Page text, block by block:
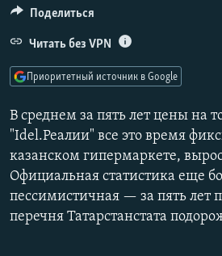
навигации
Вернутся
поиску
КУЛЬТУРА
IDEL.РЕАЛИИ
КАВКАЗ.РЕАЛИИ
СЕВЕР.РЕАЛИИ
СИБИРЬ.РЕАЛИИ
РАСПИСАНИЕ ВЕЩАНИЯ
ПОДПИШИТЕСЬ НА РАССЫЛКУ
В среднем за пять лет цены на
"Idel.Реалии" все это время
казанском гипермаркете,
Официальная статистика еще
пессимистичная — за пять лет
перечня Татарстанстата
Поделиться
Читать без VPN
Приоритетный источник в Google